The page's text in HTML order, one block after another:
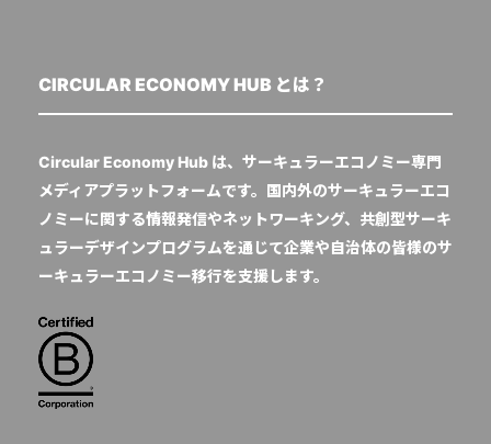
CIRCULAR ECONOMY HUB とは？
Circular Economy Hub は、サーキュラーエコノミー専門
メディアプラットフォームです。国内外のサーキュラーエコ
ノミーに関する情報発信やネットワーキング、共創型サーキ
ュラーデザインプログラムを通じて企業や自治体の皆様のサ
ーキュラーエコノミー移行を支援します。